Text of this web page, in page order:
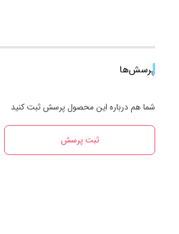
پرسش‌ها
شما هم درباره این محصول پرسش ثبت کنید
ثبت پرسش